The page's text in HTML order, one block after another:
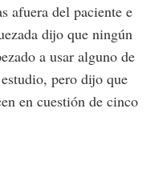
afuera del paciente e
dijo que ningún
a usar alguno de
pero dijo que
en cuestión de cinco